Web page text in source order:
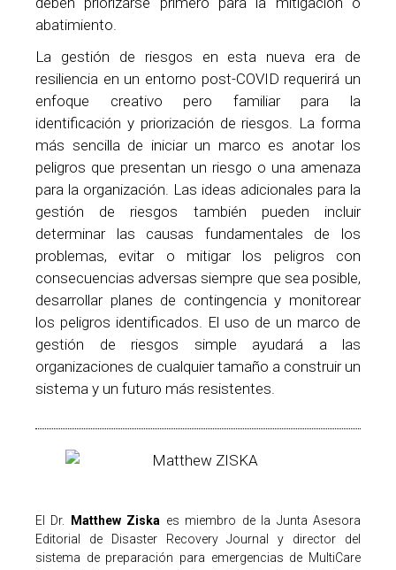
abatimiento.
La gestión de riesgos en esta nueva era de
resiliencia en un entorno post-COVID requerirá un
enfoque creativo pero familiar para la
identificación y priorización de riesgos. La forma
más sencilla de iniciar un marco es anotar los
peligros que presentan un riesgo o una amenaza
para la organización. Las ideas adicionales para la
gestión de riesgos también pueden incluir
determinar las causas fundamentales de los
problemas, evitar o mitigar los peligros con
consecuencias adversas siempre que sea posible,
desarrollar planes de contingencia y monitorear
los peligros identificados. El uso de un marco de
gestión de riesgos simple ayudará a las
organizaciones de cualquier tamaño a construir un
sistema y un futuro más resistentes.
El Dr. Matthew Ziska es miembro de la Junta Asesora
Editorial de Disaster Recovery Journal y director del
sistema de preparación para emergencias de MultiCare